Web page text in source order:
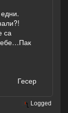
са
Logged